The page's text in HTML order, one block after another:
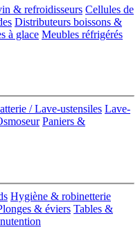
& refroidisseurs Cellules de
Distributeurs boissons &
à glace Meubles réfrigérés
/ Lave-ustensiles Lave-
Paniers &
Hygiène & robinetterie
& éviers Tables &